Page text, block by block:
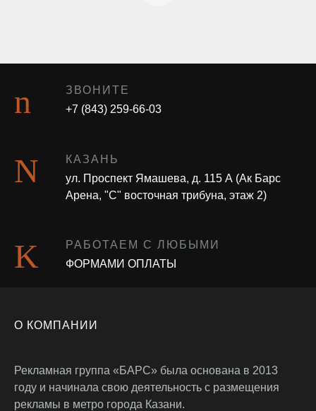
ЗВОНИТЕ
+7 (843) 259-66-03
КАЗАНЬ
ул. Проспект Ямашева, д. 115 А (Ак Барс
Арена, "С" восточная трибуна, этаж 2)
РАБОТАЕМ С ЛЮБЫМИ
ФОРМАМИ ОПЛАТЫ
О КОМПАНИИ
Рекламная группа «БАРС» была основана в 2013
году и начинала свою деятельность с размещения
рекламы в метро города Казани.